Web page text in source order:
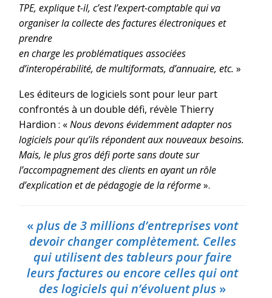
TPE, explique t-il, c’est l’expert-comptable qui va
organiser la collecte des factures électroniques et
prendre
en charge les problématiques associées
d’interopérabilité, de multiformats, d’annuaire, etc. »
Les éditeurs de logiciels sont pour leur part
confrontés à un double défi, révèle Thierry
Hardion : «Nous devons évidemment adapter nos
logiciels pour qu’ils répondent aux nouveaux besoins.
Mais, le plus gros défi porte sans doute sur
l’accompagnement des clients en ayant un rôle
d’explication et de pédagogie de la réforme».
«plus de 3 millions d’entreprises vont
devoir changer complètement. Celles
qui utilisent des tableurs pour faire
leurs factures ou encore celles qui ont
des logiciels qui n’évoluent plus »